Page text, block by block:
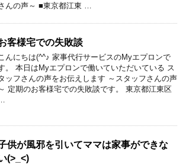
んの声～ ■東京都江東 …
客様宅での失敗談
こんにちは(^^♪ 家事代行サービスのMyエプロンで
。 本日はMyエプロンで働いていただいている ス
ッフさんの声をお伝えします ～スタッフさんの声
定期のお客様宅での失敗談です。 東京都江東区
供が風邪を引いてママは家事ができな
(>_<)